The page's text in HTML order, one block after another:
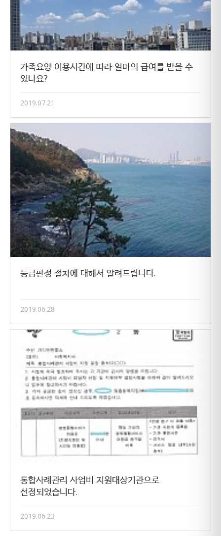
가족요양 이용시간에 따라 얼마의 급여를 받을 수
있나요?
2019.07.21
등급판정 절차에 대해서 알려드립니다.
2019.06.28
통합사례관리 사업비 지원대상기관으로
선정되었습니다.
2019.06.23